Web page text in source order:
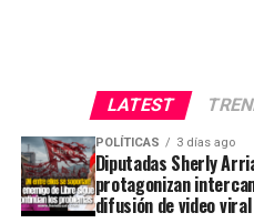
LATEST
POLÍTICAS 3 días ago
Diputadas Sherly
protagonizan
difusión de video viral